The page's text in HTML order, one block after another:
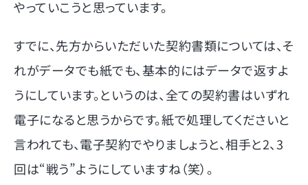
やっていこうと思っています。
すでに、先方からいただいた契約書類については、そ
れがデータでも紙でも、基本的にはデータで返すよ
うにしています。というのは、全ての契約書はいずれ
電子になると思うからです。紙で処理してくださいと
言われても、電子契約でやりましょうと、相手と2、3
回は“戦う”ようにしていますね（笑）。